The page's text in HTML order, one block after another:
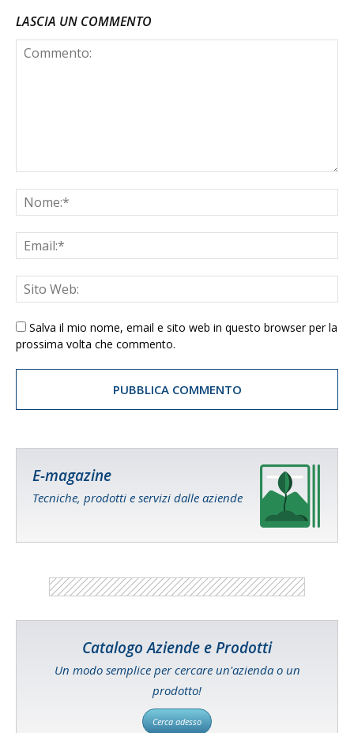
LASCIA UN COMMENTO
Salva il mio nome, email e sito web in questo browser per la
prossima volta che commento.
E-magazine
Tecniche, prodotti e servizi dalle aziende
Catalogo Aziende e Prodotti
Un modo semplice per cercare un'azienda o un
prodotto!
Cerca adesso